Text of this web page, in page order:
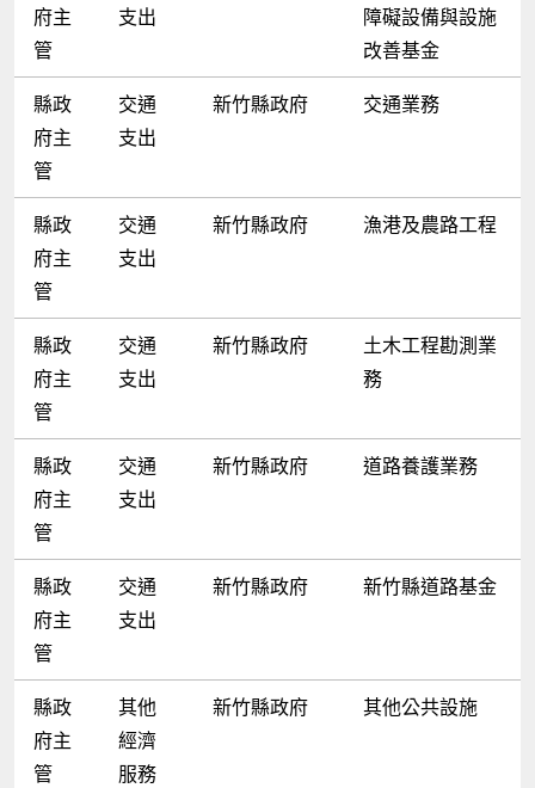
府主
管
支出
障礙設備與設施
改善基金
縣政
府主
管
交通
支出
新竹縣政府 交通業務
縣政
府主
管
交通
支出
新竹縣政府 漁港及農路工程
縣政
府主
管
交通
支出
新竹縣政府
土木工程勘測業
務
縣政
府主
管
交通
支出
新竹縣政府 道路養護業務
縣政
府主
管
交通
支出
新竹縣政府 新竹縣道路基金
縣政
府主
管
其他
經濟
服務
新竹縣政府 其他公共設施